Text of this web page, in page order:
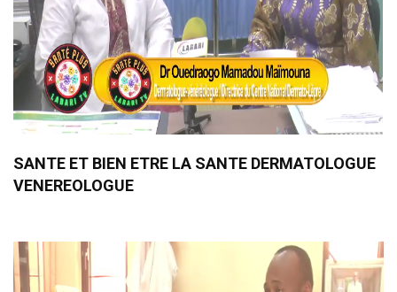
SANTE ET BIEN ETRE LA SANTE DERMATOLOGUE
VENEREOLOGUE